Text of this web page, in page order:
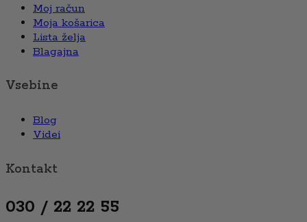
Moj račun
Moja košarica
Lista želja
Blagajna
Vsebine
Blog
Videi
Kontakt
030 / 22 22 55